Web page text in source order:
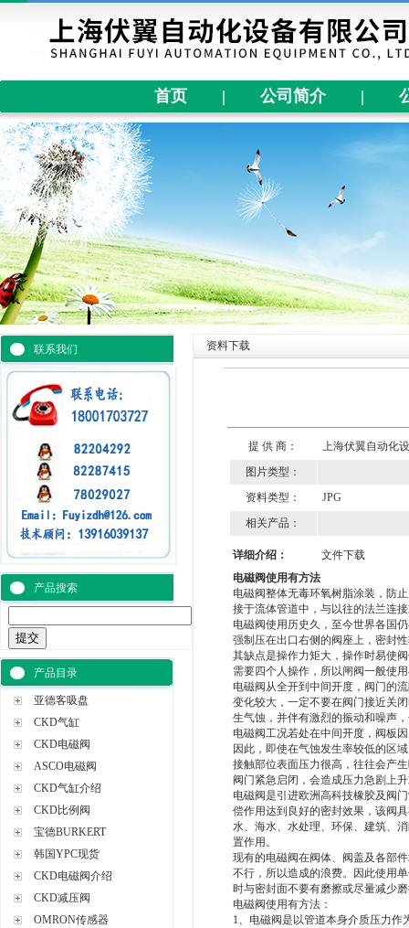
首页 | 公司简介 |
联系我们
产品搜索
产品目录
亚德客吸盘
CKD气缸
CKD电磁阀
ASCO电磁阀
CKD气缸介绍
CKD比例阀
宝德BURKERT
韩国YPC现货
CKD电磁阀介绍
CKD减压阀
OMRON传感器
资料下载
提 供 商：
上海伏翼自动化
图片类型：
资料类型：
JPG
相关产品：
详细介绍：
文件下载
电磁阀使用有方法
电磁阀整体无毒环氧树脂涂装，防
接于流体管道中，与以往的法兰连
电磁阀使用历史久，至今世界各国
强制压在出口右侧的阀座上，密封
其缺点是操作力矩大，操作时易使
需要四个人操作，所以闸阀一般使
电磁阀从全开到中间开度，阀门的
变化较大，一定不要在阀门接近关
生气蚀，并伴有激烈的振动和噪声
电磁阀工况若处在中间开度，阀板
因此，即使在气蚀发生率较低的区
接触部位表面压力很高，往往会产
阀门紧急启闭，会造成压力急剧上
电磁阀是引进欧洲高科技橡胶及阀
偿作用达到良好的密封效果，该阀
水、海水、水处理、环保、建筑、
置作用。
现有的电磁阀在阀体、阀盖及各部
不行，所以造成的浪费。因此使用
时与密封面不要有磨擦或尽量减少
电磁阀使用有方法：
1、电磁阀是以管道本身介质压力